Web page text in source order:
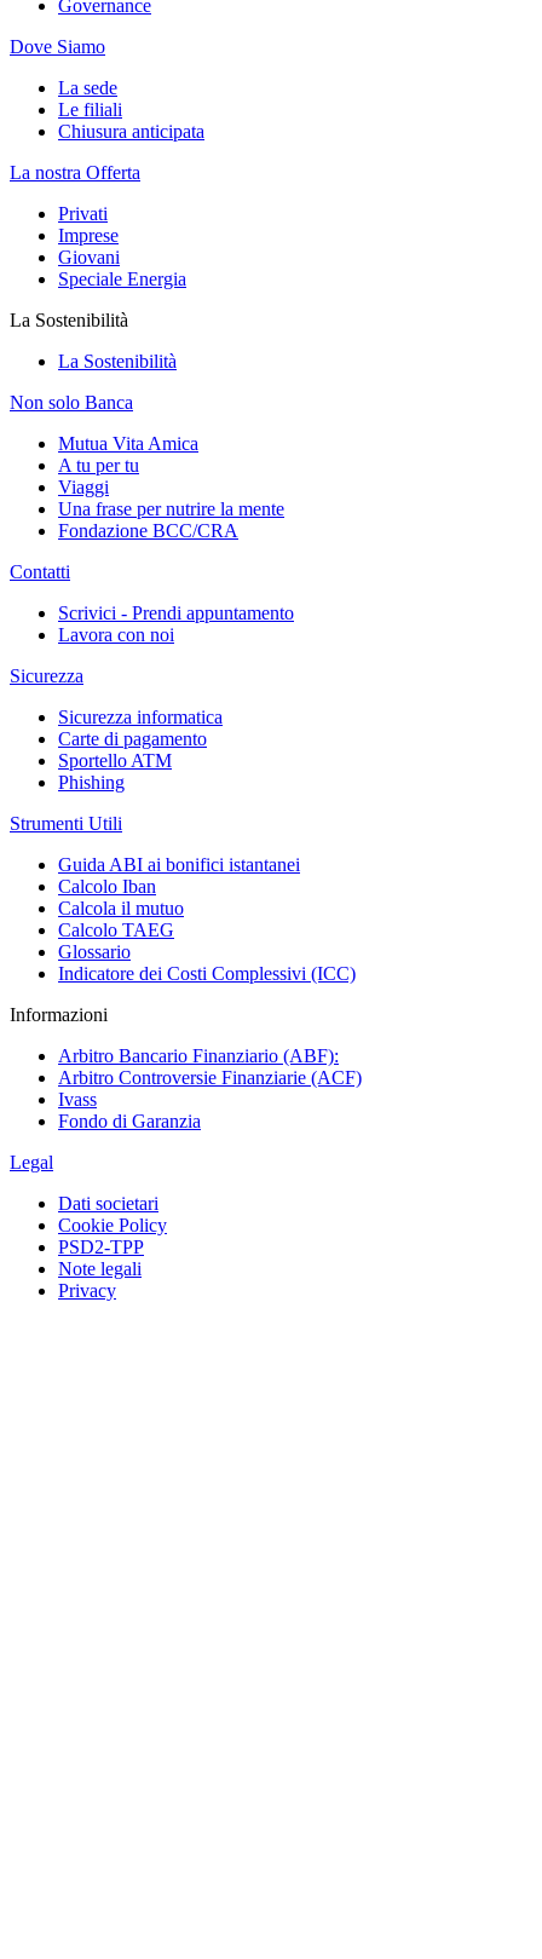
Governance
Dove Siamo
La sede
Le filiali
Chiusura anticipata
La nostra Offerta
Privati
Imprese
Giovani
Speciale Energia
La Sostenibilità
La Sostenibilità
Non solo Banca
Mutua Vita Amica
A tu per tu
Viaggi
Una frase per nutrire la mente
Fondazione BCC/CRA
Contatti
Scrivici - Prendi appuntamento
Lavora con noi
Sicurezza
Sicurezza informatica
Carte di pagamento
Sportello ATM
Phishing
Strumenti Utili
Guida ABI ai bonifici istantanei
Calcolo Iban
Calcola il mutuo
Calcolo TAEG
Glossario
Indicatore dei Costi Complessivi (ICC)
Informazioni
Arbitro Bancario Finanziario (ABF):
Arbitro Controversie Finanziarie (ACF)
Ivass
Fondo di Garanzia
Legal
Dati societari
Cookie Policy
PSD2-TPP
Note legali
Privacy